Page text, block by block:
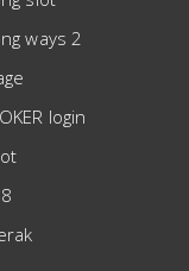
ways 2
login